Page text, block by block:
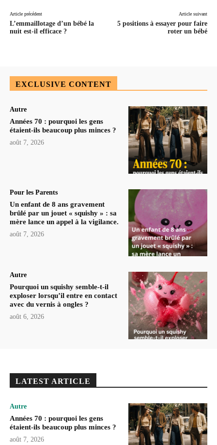
Article précédent
L’emmaillotage d’un bébé la
nuit est-il efficace ?
Article suivant
5 positions à essayer pour faire
roter un bébé
EXCLUSIVE CONTENT
Autre
Années 70 : pourquoi les gens
étaient-ils beaucoup plus minces ?
août 7, 2026
Pour les Parents
Un enfant de 8 ans gravement
brûlé par un jouet « squishy » : sa
mère lance un appel à la vigilance.
août 7, 2026
Autre
Pourquoi un squishy semble-t-il
exploser lorsqu’il entre en contact
avec du vernis à ongles ?
août 6, 2026
LATEST ARTICLE
Autre
Années 70 : pourquoi les gens
étaient-ils beaucoup plus minces ?
août 7, 2026